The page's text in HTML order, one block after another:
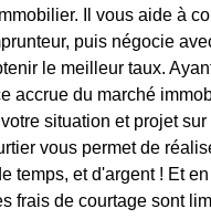
Il vous aide à
puis négocie
le meilleur taux.
accrue du marché
situation et projet
vous permet de
temps, et d'argent ! Et
frais de courtage sont